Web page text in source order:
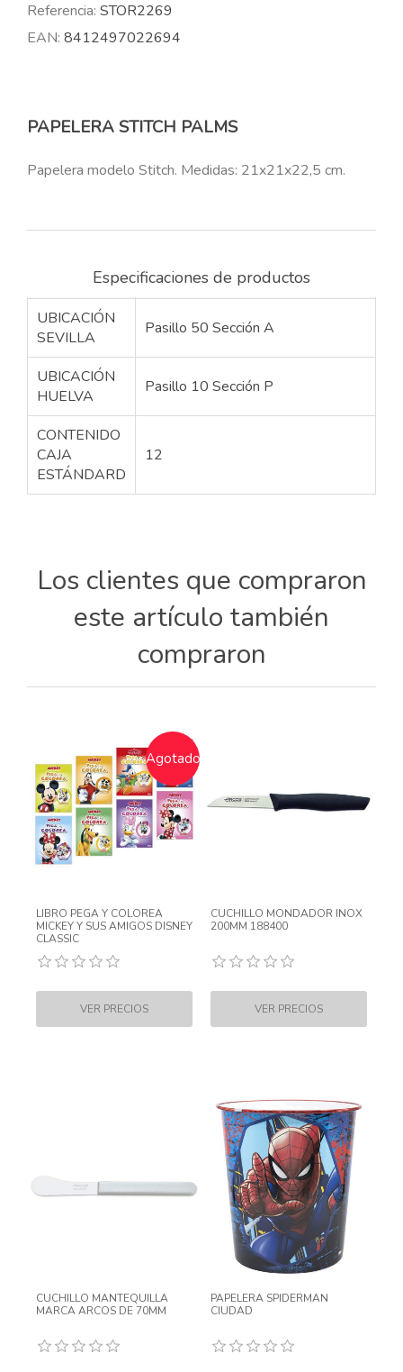
Referencia: STOR2269
EAN: 8412497022694
PAPELERA STITCH PALMS
Papelera modelo Stitch. Medidas: 21x21x22,5 cm.
Especificaciones de productos
UBICACIÓN
SEVILLA
Pasillo 50 Sección A
UBICACIÓN
HUELVA
Pasillo 10 Sección P
CONTENIDO
CAJA
ESTÁNDARD
12
Los clientes que compraron
este artículo también
compraron
Agotado
LIBRO PEGA Y COLOREA
MICKEY Y SUS AMIGOS DISNEY
CLASSIC
CUCHILLO MONDADOR INOX
200MM 188400
CUCHILLO MANTEQUILLA
MARCA ARCOS DE 70MM
PAPELERA SPIDERMAN
CIUDAD